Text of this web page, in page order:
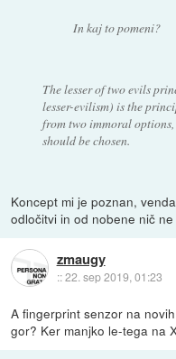
In kaj to pomeni?
The lesser of two evils
lesser-evilism) is the
from two immoral
should be chosen.
Koncept mi je poznan,
odločitvi in od nobene nič
zmaugy
::22. sep 2019, 01:23
A fingerprint senzor na
gor? Ker manjko le-tega na